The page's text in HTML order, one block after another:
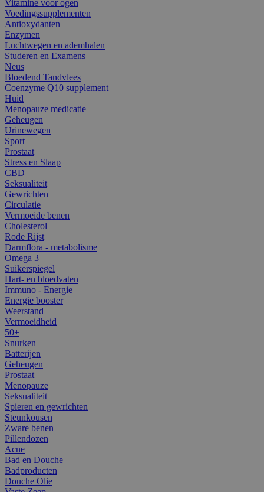
Vitamine voor ogen
Voedingssupplementen
Antioxydanten
Enzymen
Luchtwegen en ademhalen
Studeren en Examens
Neus
Bloedend Tandvlees
Coenzyme Q10 supplement
Huid
Menopauze medicatie
Geheugen
Urinewegen
Sport
Prostaat
Stress en Slaap
CBD
Seksualiteit
Gewrichten
Circulatie
Vermoeide benen
Cholesterol
Rode Rijst
Darmflora - metabolisme
Omega 3
Suikerspiegel
Hart- en bloedvaten
Immuno - Energie
Energie booster
Weerstand
Vermoeidheid
50+
Snurken
Batterijen
Geheugen
Prostaat
Menopauze
Seksualiteit
Spieren en gewrichten
Steunkousen
Zware benen
Pillendozen
Acne
Bad en Douche
Badproducten
Douche Olie